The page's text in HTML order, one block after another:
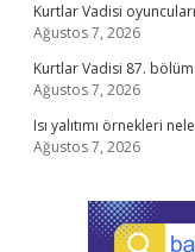
Kurtlar Vadisi
Ağustos 7, 2026
Kurtlar Vadisi 87. bölüm
Ağustos 7, 2026
Isı yalıtımı örnekleri
Ağustos 7, 2026